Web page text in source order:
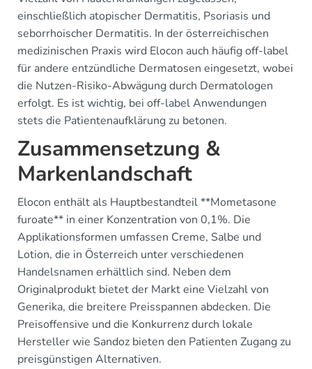
einschließlich atopischer Dermatitis, Psoriasis und
seborrhoischer Dermatitis. In der österreichischen
medizinischen Praxis wird Elocon auch häufig off-label
für andere entzündliche Dermatosen eingesetzt, wobei
die Nutzen-Risiko-Abwägung durch Dermatologen
erfolgt. Es ist wichtig, bei off-label Anwendungen
stets die Patientenaufklärung zu betonen.
Zusammensetzung &
Markenlandschaft
Elocon enthält als Hauptbestandteil **Mometasone
furoate** in einer Konzentration von 0,1%. Die
Applikationsformen umfassen Creme, Salbe und
Lotion, die in Österreich unter verschiedenen
Handelsnamen erhältlich sind. Neben dem
Originalprodukt bietet der Markt eine Vielzahl von
Generika, die breitere Preisspannen abdecken. Die
Preisoffensive und die Konkurrenz durch lokale
Hersteller wie Sandoz bieten den Patienten Zugang zu
preisgünstigen Alternativen.